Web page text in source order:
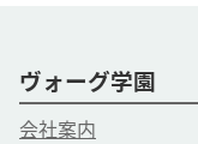
ヴォーグ学園
会社案内